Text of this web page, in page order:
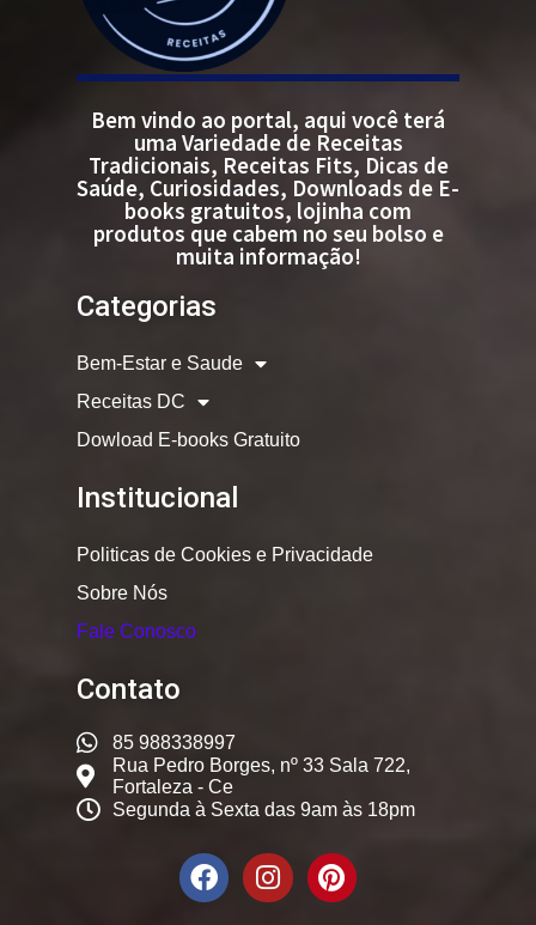
Bem vindo ao portal, aqui você terá
uma Variedade de Receitas
Tradicionais, Receitas Fits, Dicas de
Saúde, Curiosidades, Downloads de E-
books gratuitos, lojinha com
produtos que cabem no seu bolso e
muita informação!
Categorias
Bem-Estar e Saude
Receitas DC
Dowload E-books Gratuito
Institucional
Politicas de Cookies e Privacidade
Sobre Nós
Fale Conosco
Contato
85 988338997
Rua Pedro Borges, nº 33 Sala 722,
Fortaleza - Ce
Segunda à Sexta das 9am às 18pm